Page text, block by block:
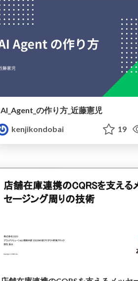
AI_Agent_の作り方_近藤憲児
kenjikondobai
19